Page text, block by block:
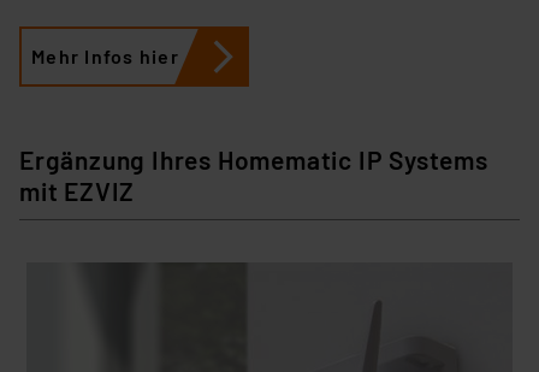
sich auf die Standarddatenschutzklauseln der
Europäischen Kommission sowie einer eigenen
verbundenen Risiken.“
Impressum|Datenschutzerklärung
Mehr Infos hier
Ergänzung Ihres Homematic IP Systems
mit EZVIZ